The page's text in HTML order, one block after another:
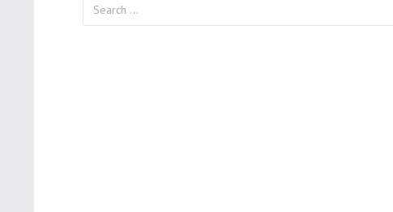
for: